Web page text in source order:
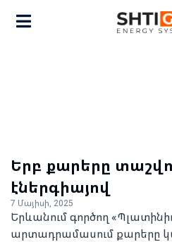
Երբ քարերը
էներգիայով
7 Մայիսի, 2025
Երևանում գործող
արտադրամասում քարերը